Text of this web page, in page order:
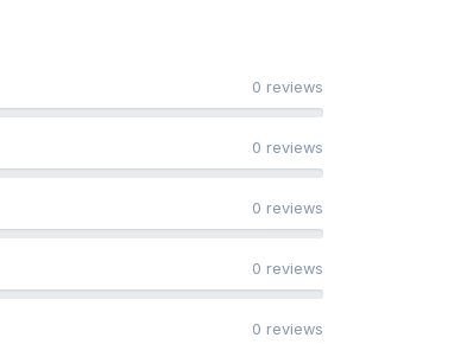
0 reviews
0 reviews
0 reviews
0 reviews
0 reviews